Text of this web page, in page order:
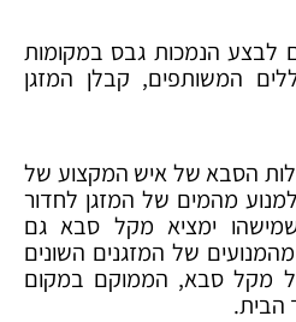
הנמכות גבס במקומות
המשותפים, קבלן המזגן
הסבא של איש המקצוע של
מהמים של המזגן לחדור
ימציא מקל סבא גם
של המזגנים השונים
מקל סבא, הממוקם במקום
הבית.